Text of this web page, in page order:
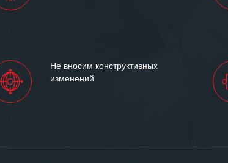
Не вносим конструктивных
изменений